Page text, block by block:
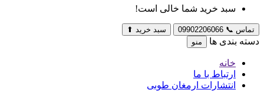
سبد خرید شما خالی است!
تماس 📞
09902206066 سبد خرید ⬆
دسته بندی ها منو
خانه
ارتباط با ما
انتشارات ارمغان طوبی